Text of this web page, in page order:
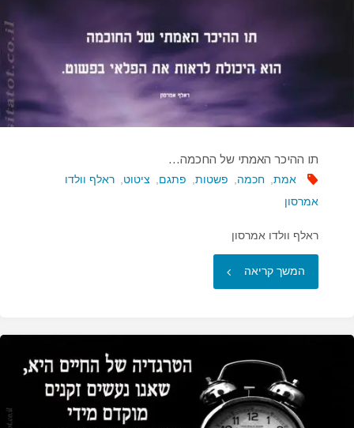
אדם…"
תו ההיכר האמתי של החכמה…
אמת, חכמה, פשטות, פתגם, ציטוט, ראלף וולדו
אמרסון
ראלף וולדו אמרסון
המשך קריאה "תו
האמתי
החכמה…"